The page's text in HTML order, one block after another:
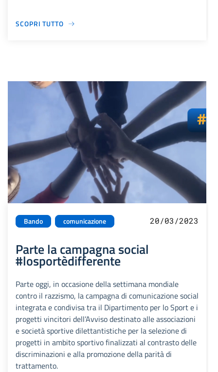
SCOPRI TUTTO
Bando comunicazione 20/03/2023
Parte la campagna social
#losportèdifferente
Parte oggi, in occasione della settimana mondiale
contro il razzismo, la campagna di comunicazione social
integrata e condivisa tra il Dipartimento per lo Sport e i
progetti vincitori dell’Avviso destinato alle associazioni
e società sportive dilettantistiche per la selezione di
progetti in ambito sportivo finalizzati al contrasto delle
discriminazioni e alla promozione della parità di
trattamento.